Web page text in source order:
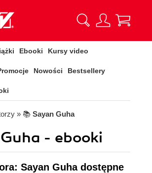
Ebooki Kursy video
Nowości Bestsellery
» 📚 Sayan Guha
- ebooki
Sayan Guha dostępne